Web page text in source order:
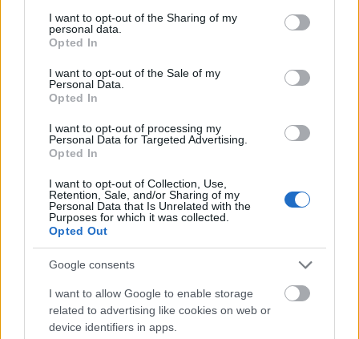
not limited to your visit or usage behaviour. You may click to
grant or deny consent to Google and its third-party tags to
use your data for below specified purposes in below Google
consent section.
I want to opt-out of the Sharing of my
personal data.
Opted In
I want to opt-out of the Sale of my
Personal Data.
Opted In
I want to opt-out of processing my
Personal Data for Targeted Advertising.
Opted In
I want to opt-out of Collection, Use,
Retention, Sale, and/or Sharing of my
Personal Data that Is Unrelated with the
Purposes for which it was collected.
Opted Out
Google consents
I want to allow Google to enable storage
related to advertising like cookies on web or
device identifiers in apps.
összképhez hozzátesz Sosie Bacon erős alakítása, aki
rohamtempóban kezd lefelé menni a lejtőn. A többi
színészt sem érheti panasz, de a legmeggyőzőbb
egyértelműen Bacon volt. A filmet író és rendező
Parker Finn rendezői bemutatkozása is jól sikerült.
Eddig csak rövidfilmeket készített, ahhoz képest
rendkívül magabiztos kézzel vezényelte le élete első
játékfilmjét.